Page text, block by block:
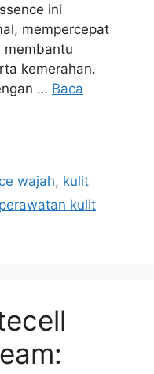
ini
mempercepat
membantu
kemerahan.
… Baca
wajah, kulit
perawatan kulit